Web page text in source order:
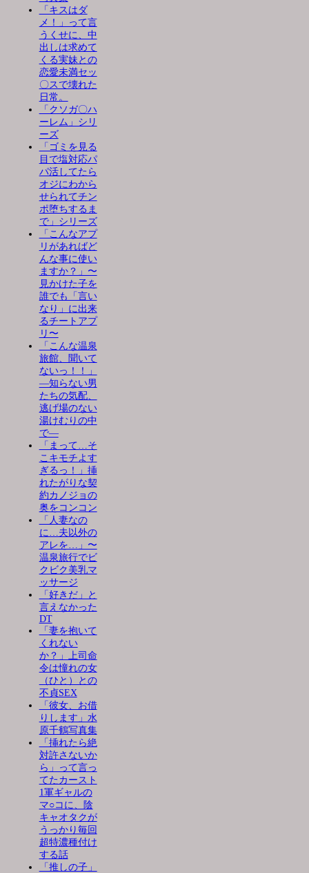
「キスはダ
メ！」って言
うくせに、中
出しは求めて
くる実妹との
恋愛未満セッ
〇スで壊れた
日常。
「クソガ〇ハ
ーレム」シリ
ーズ
「ゴミを見る
目で塩対応パ
パ活してたら
オジにわから
せられてチン
ポ堕ちするま
で」シリーズ
「こんなアプ
リがあればど
んな事に使い
ますか？」〜
見かけた子を
誰でも「言い
なり」に出来
るチートアプ
リ〜
「こんな温泉
旅館、聞いて
ないっ！！」
―知らない男
たちの気配、
逃げ場のない
湯けむりの中
で―
「まって…そ
こキモチよす
ぎるっ！」挿
れたがりな契
約カノジョの
奥をコンコン
「人妻なの
に…夫以外の
アレを…」〜
温泉旅行でビ
クビク美乳マ
ッサージ
「好きだ」と
言えなかった
DT
「妻を抱いて
くれない
か？」上司命
令は憧れの女
（ひと）との
不貞SEX
「彼女、お借
りします」水
原千鶴写真集
「挿れたら絶
対許さないか
ら」って言っ
てたカースト
1軍ギャルの
マ○コに、陰
キャオタクが
うっかり毎回
超特濃種付け
する話
「推しの子」